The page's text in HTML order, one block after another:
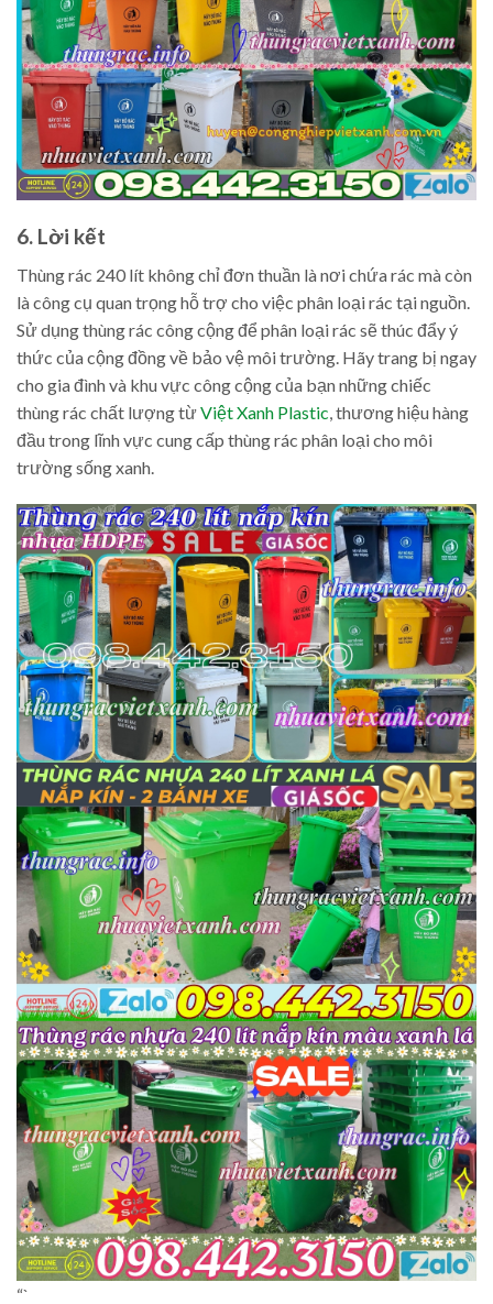
6. Lời kết
Thùng rác 240 lít không chỉ đơn thuần là nơi chứa rác mà còn
là công cụ quan trọng hỗ trợ cho việc phân loại rác tại nguồn.
Sử dụng thùng rác công cộng để phân loại rác sẽ thúc đẩy ý
thức của cộng đồng về bảo vệ môi trường. Hãy trang bị ngay
cho gia đình và khu vực công cộng của bạn những chiếc
thùng rác chất lượng từViệt Xanh Plastic, thương hiệu hàng
đầu trong lĩnh vực cung cấp thùng rác phân loại cho môi
trường sống xanh.
“`